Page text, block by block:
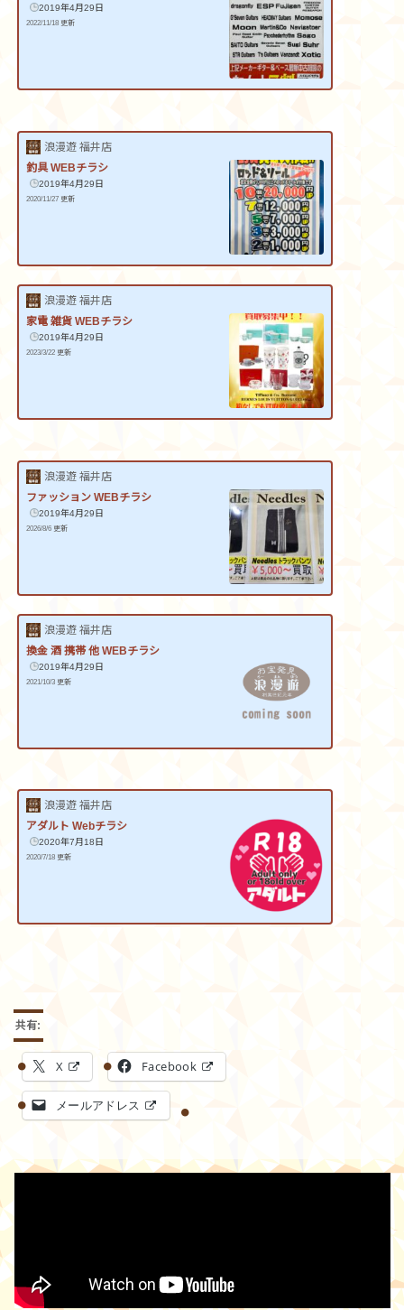
2019年4月29日
2022/11/18 更新
浪漫遊 福井店
釣具 WEBチラシ
2019年4月29日
2020/11/27 更新
浪漫遊 福井店
家電 雑貨 WEBチラシ
2019年4月29日
2023/3/22 更新
浪漫遊 福井店
ファッション WEBチラシ
2019年4月29日
2026/8/6 更新
浪漫遊 福井店
換金 酒 携帯 他 WEBチラシ
2019年4月29日
2021/10/3 更新
浪漫遊 福井店
アダルト Webチラシ
2020年7月18日
2020/7/18 更新
共有:
X Facebook
メールアドレス